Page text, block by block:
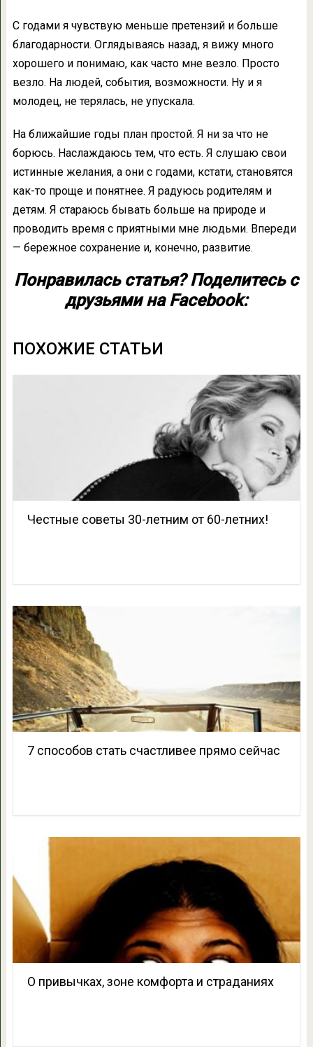
С годами я чувствую меньше претензий и больше
благодарности. Оглядываясь назад, я вижу много
хорошего и понимаю, как часто мне везло. Просто
везло. На людей, события, возможности. Ну и я
молодец, не терялась, не упускала.
На ближайшие годы план простой. Я ни за что не
борюсь. Наслаждаюсь тем, что есть. Я слушаю свои
истинные желания, а они с годами, кстати, становятся
как-то проще и понятнее. Я радуюсь родителям и
детям. Я стараюсь бывать больше на природе и
проводить время с приятными мне людьми. Впереди
— бережное сохранение и, конечно, развитие.
Понравилась статья? Поделитесь с
друзьями на Facebook:
ПОХОЖИЕ СТАТЬИ
Честные советы 30-летним от 60-летних!
7 способов стать счастливее прямо сейчас
О привычках, зоне комфорта и страданиях